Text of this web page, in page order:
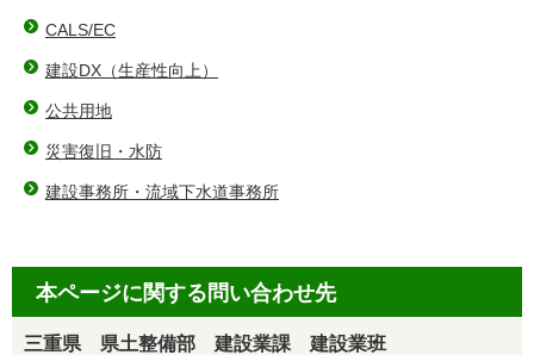
CALS/EC
建設DX（⽣産性向上）
公共用地
災害復旧・水防
建設事務所・流域下水道事務所
本ページに関する問い合わせ先
三重県 県土整備部 建設業課 建設業班